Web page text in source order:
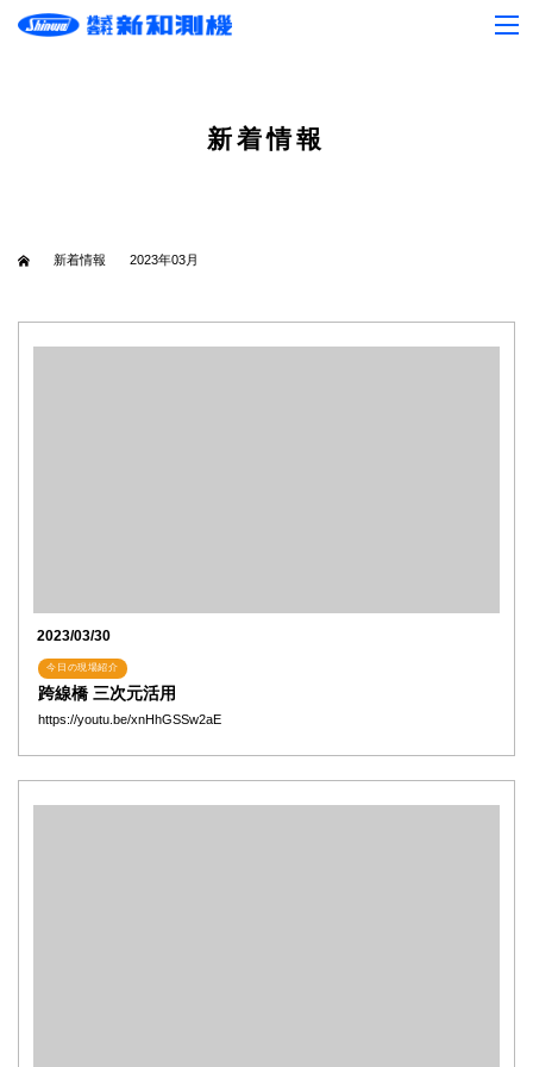
新着情報
新着情報 2023年03月
2023/03/30
今日の現場紹介
跨線橋 三次元活用
https://youtu.be/xnHhGSSw2aE